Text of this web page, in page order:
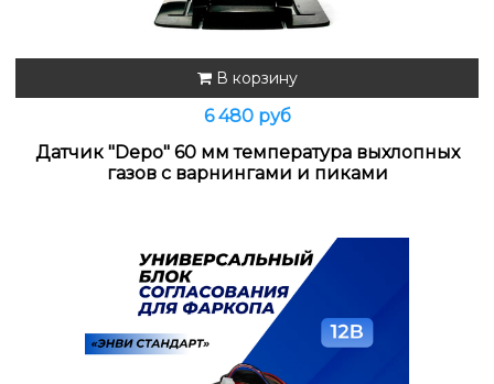
В корзину
6 480 руб
Датчик "Depo" 60 мм температура выхлопных
газов с варнингами и пиками